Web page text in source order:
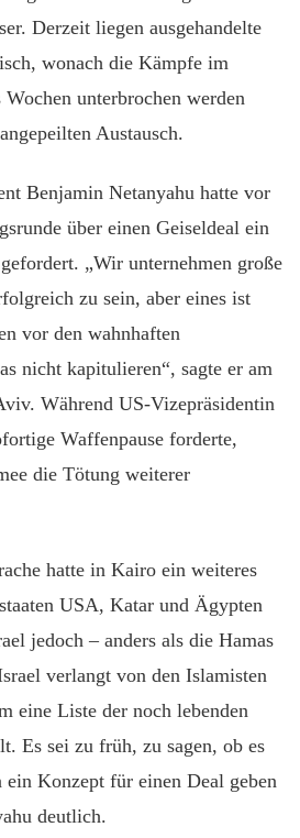
Derzeit liegen ausgehandelte
wonach die Kämpfe im
unterbrochen werden
Austausch.
Benjamin Netanyahu hatte vor
über einen Geiseldeal ein
„Wir unternehmen große
zu sein, aber eines ist
vor den wahnhaften
nicht kapitulieren“, sagte er am
Während US-Vizepräsidentin
Waffenpause forderte,
die Tötung weiterer
hatte in Kairo ein weiteres
USA, Katar und Ägypten
jedoch – anders als die Hamas
verlangt von den Islamisten
eine Liste der noch lebenden
Es sei zu früh, zu sagen, ob es
ein Konzept für einen Deal geben
deutlich.